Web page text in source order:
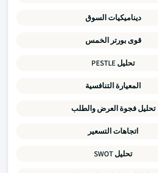
ديناميكيات السوق
قوى بورتر الخمس
تحليل PESTLE
المعيارة التنافسية
تحليل فجوة العرض والطلب
اتجاهات التسعير
تحليل SWOT